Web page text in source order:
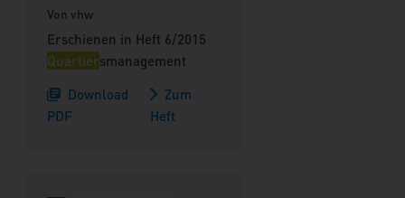
Von vhw
Erschienen in Heft 6/2015
Quartiersmanagement
Download
PDF
Zum
Heft